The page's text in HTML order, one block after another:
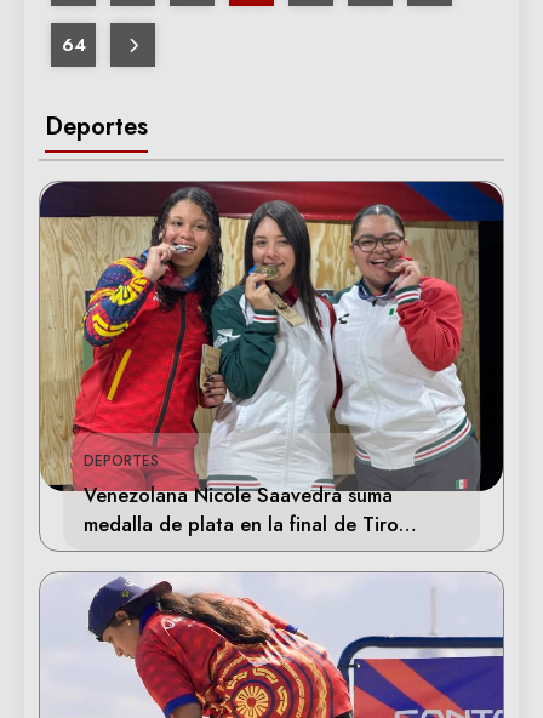
Deportes
DEPORTES
Venezolana Nicole Saavedra suma
medalla de plata en la final de Tiro
Deportivo
64